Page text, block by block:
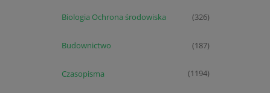
Biologia Ochrona środowiska (326)
Budownictwo (187)
Czasopisma (1194)